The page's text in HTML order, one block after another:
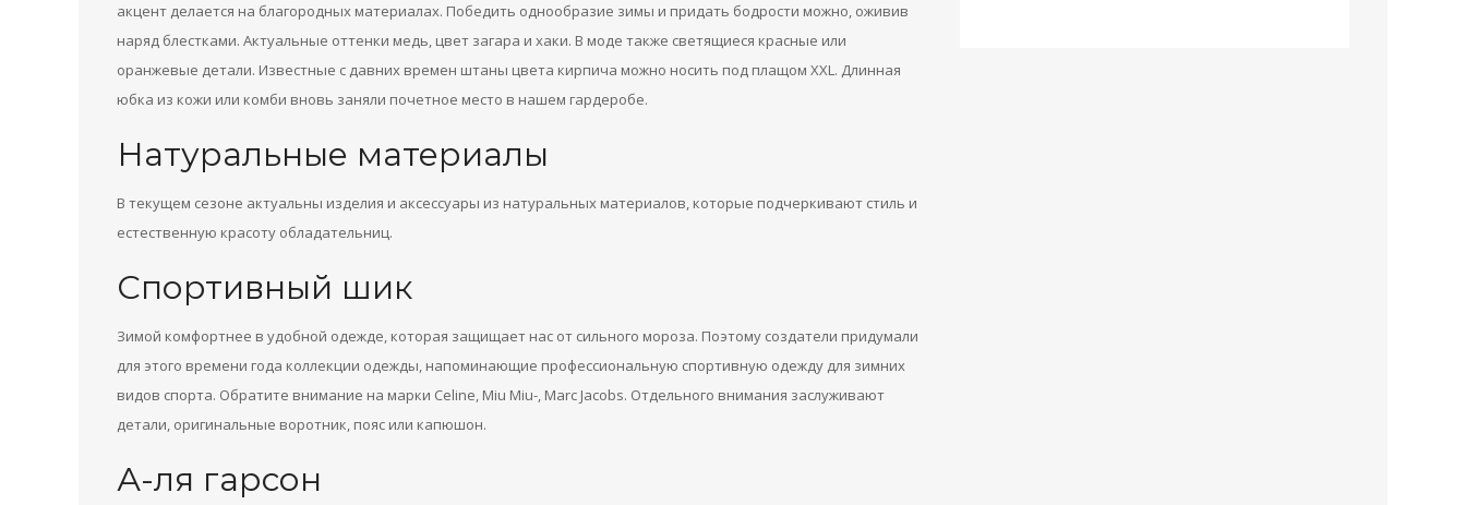
акцент делается на благородных материалах. Победить однообразие зимы и придать бодрости можно, оживив
наряд блестками. Актуальные оттенки медь, цвет загара и хаки. В моде также светящиеся красные или
оранжевые детали. Известные с давних времен штаны цвета кирпича можно носить под плащом XXL. Длинная
юбка из кожи или комби вновь заняли почетное место в нашем гардеробе.
Натуральные материалы
В текущем сезоне актуальны изделия и аксессуары из натуральных материалов, которые подчеркивают стиль и
естественную красоту обладательниц.
Спортивный шик
Зимой комфортнее в удобной одежде, которая защищает нас от сильного мороза. Поэтому создатели придумали
для этого времени года коллекции одежды, напоминающие профессиональную спортивную одежду для зимних
видов спорта. Обратите внимание на марки Celine, Miu Miu-, Marc Jacobs. Отдельного внимания заслуживают
детали, оригинальные воротник, пояс или капюшон.
А-ля гарсон